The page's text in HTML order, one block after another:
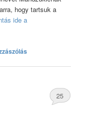
hogy tartsuk a
ide a
25